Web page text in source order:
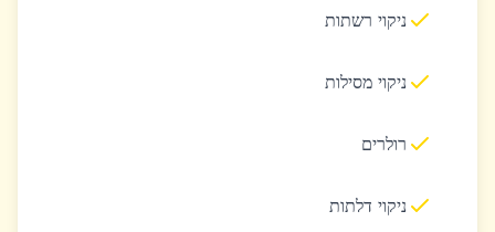
ניקוי רשתות
ניקוי מסילות
רולרים
ניקוי דלתות